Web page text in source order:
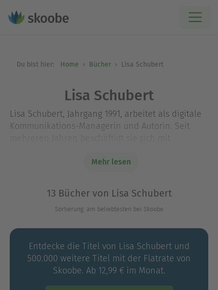
Du bist hier: Home Bücher Lisa Schubert
Lisa Schubert
Lisa Schubert, Jahrgang 1991, arbeitet als digitale
Kommunikations-Managerin und Autorin. Seit
Unverträglichkeiten zu kämpfen hatte. Auf ihrem
Ernährung angeeignet und viele verschiedene
Richtungen ausprobiert.
zusammen, verbindet Theorie mit Praxis und stellt
ihr persönliches Ernährungskonzept vor. Die von
ihr erarbeiteten Rezepte sollen all denjenigen
helfen, die unter ähnlichen Problemen leiden.
Mehr lesen
13 Bücher von Lisa Schubert
Sortierung: am beliebtesten bei Skoobe
Entdecke die Titel von Lisa Schubert und
500.000 weitere Titel mit der Flatrate von
Skoobe. Ab 12,99 € im Monat.